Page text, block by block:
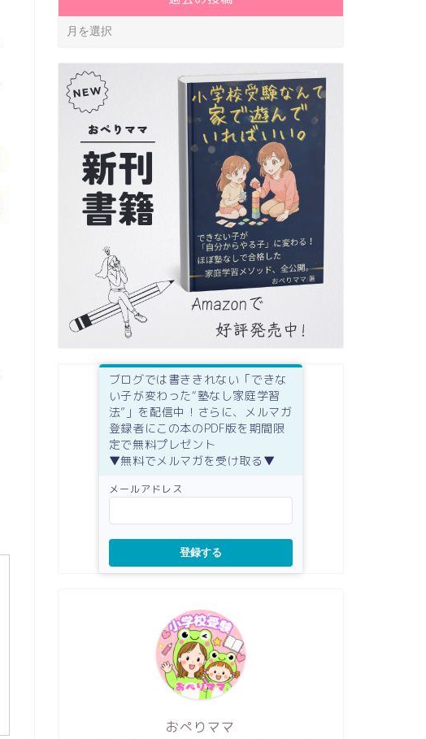
ブログでは書ききれない「できな
い子が変わった“塾なし家庭学習
法”」を配信中！さらに、メルマガ
登録者にこの本のPDF版を期間限
定で無料プレゼント
▼無料でメルマガを受け取る▼
メールアドレス
登録する
おぺりママ